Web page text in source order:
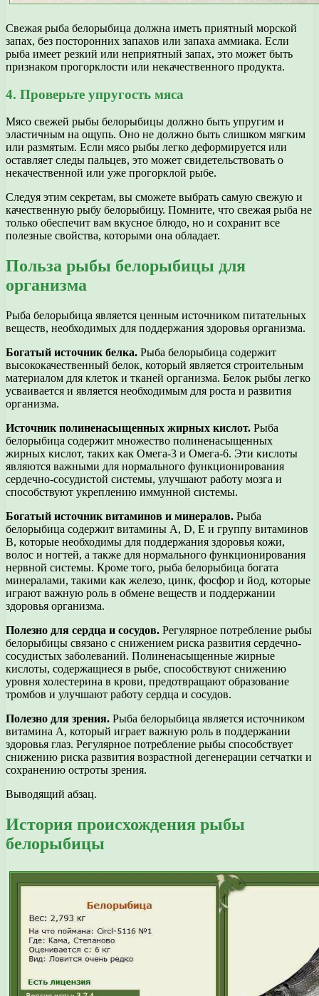
Свежая рыба белорыбица должна иметь приятный морской
запах, без посторонних запахов или запаха аммиака. Если
рыба имеет резкий или неприятный запах, это может быть
признаком прогорклости или некачественного продукта.
4. Проверьте упругость мяса
Мясо свежей рыбы белорыбицы должно быть упругим и
эластичным на ощупь. Оно не должно быть слишком мягким
или размятым. Если мясо рыбы легко деформируется или
оставляет следы пальцев, это может свидетельствовать о
некачественной или уже прогорклой рыбе.
Следуя этим секретам, вы сможете выбрать самую свежую и
качественную рыбу белорыбицу. Помните, что свежая рыба не
только обеспечит вам вкусное блюдо, но и сохранит все
полезные свойства, которыми она обладает.
Польза рыбы белорыбицы для
организма
Рыба белорыбица является ценным источником питательных
веществ, необходимых для поддержания здоровья организма.
Богатый источник белка. Рыба белорыбица содержит
высококачественный белок, который является строительным
материалом для клеток и тканей организма. Белок рыбы легко
усваивается и является необходимым для роста и развития
организма.
Источник полиненасыщенных жирных кислот. Рыба
белорыбица содержит множество полиненасыщенных
жирных кислот, таких как Омега-3 и Омега-6. Эти кислоты
являются важными для нормального функционирования
сердечно-сосудистой системы, улучшают работу мозга и
способствуют укреплению иммунной системы.
Богатый источник витаминов и минералов. Рыба
белорыбица содержит витамины А, D, E и группу витаминов
В, которые необходимы для поддержания здоровья кожи,
волос и ногтей, а также для нормального функционирования
нервной системы. Кроме того, рыба белорыбица богата
минералами, такими как железо, цинк, фосфор и йод, которые
играют важную роль в обмене веществ и поддержании
здоровья организма.
Полезно для сердца и сосудов. Регулярное потребление рыбы
белорыбицы связано с снижением риска развития сердечно-
сосудистых заболеваний. Полиненасыщенные жирные
кислоты, содержащиеся в рыбе, способствуют снижению
уровня холестерина в крови, предотвращают образование
тромбов и улучшают работу сердца и сосудов.
Полезно для зрения. Рыба белорыбица является источником
витамина А, который играет важную роль в поддержании
здоровья глаз. Регулярное потребление рыбы способствует
снижению риска развития возрастной дегенерации сетчатки и
сохранению остроты зрения.
Выводящий абзац.
История происхождения рыбы
белорыбицы